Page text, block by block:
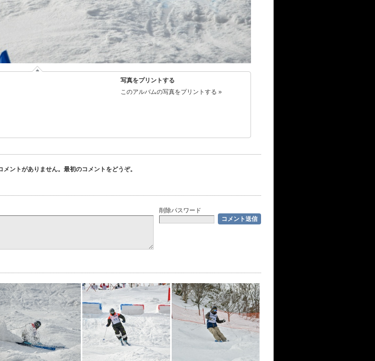
写真をプリントする
このアルバムの写真をプリントする »
メントがありません。最初のコメントをどうぞ。
削除パスワード